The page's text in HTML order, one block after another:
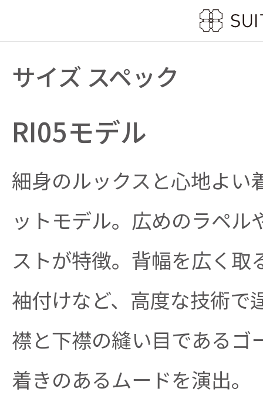
サイズ スペック
RI05モデル
細身のルックスと心地よい
ットモデル。広めのラペ
ストが特徴。背幅を広く取
袖付けなど、高度な技術で
襟と下襟の縫い目であるゴ
着きのあるムードを演出。